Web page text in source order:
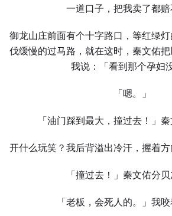
一道口子，把我卖了都赔
御龙山庄前面有个十字路口，等红绿
伐缓慢的过马路，就在这时，秦文佑
我说：「看到那个孕妇
「嗯。」
「油门踩到最大，撞过去！」秦
开什么玩笑？我后背溢出冷汗，握着方
「撞过去！」秦文佑分贝
「老板，会死人的。」我咬